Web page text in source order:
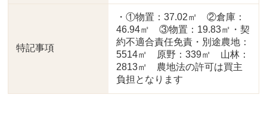
特記事項
・①物置：37.02㎡ ②倉庫：
46.94㎡ ③物置：19.83㎡・契
約不適合責任免責・別途農地：
5514㎡ 原野：339㎡ 山林：
2813㎡ 農地法の許可は買主
負担となります